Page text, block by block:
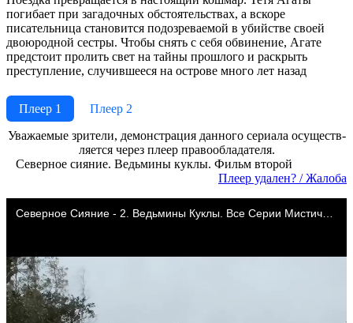
погибает при загадочных обстоятельствах, а вскоре
писательница становится подозреваемой в убийстве своей
двоюродной сестры. Чтобы снять с себя обвинение, Агате
предстоит пролить свет на тайны прошлого и раскрыть
преступление, случившееся на острове много лет назад
Плеер 1
Плеер 2
Ува­жае­мые зри­те­ли, де­мон­ст­ра­ция дан­но­го се­риа­ла осу­ще­ст­в­
ля­ет­ся че­рез пле­ер пра­во­об­ла­да­те­ля.
Северное сияние. Ведьмины куклы. Фильм второй
Пле­ер уда­лен? / Жа­ло­ба